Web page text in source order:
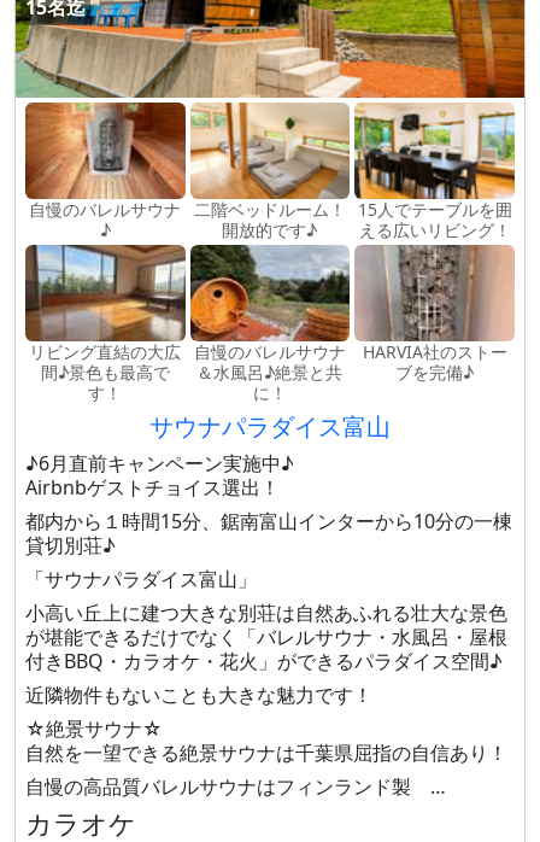
15名迄
自慢のバレルサウナ
♪
二階ベッドルーム！
開放的です♪
15人でテーブルを囲
える広いリビング！
リビング直結の大広
間♪景色も最高で
す！
自慢のバレルサウナ
＆水風呂♪絶景と共
に！
HARVIA社のストー
ブを完備♪
サウナパラダイス富山
♪6月直前キャンペーン実施中♪
Airbnbゲストチョイス選出！
都内から１時間15分、鋸南富山インターから10分の一棟
貸切別荘♪
「サウナパラダイス富山」
小高い丘上に建つ大きな別荘は自然あふれる壮大な景色
が堪能できるだけでなく「バレルサウナ・水風呂・屋根
付きBBQ・カラオケ・花火」ができるパラダイス空間♪
近隣物件もないことも大きな魅力です！
☆絶景サウナ☆
自然を一望できる絶景サウナは千葉県屈指の自信あり！
自慢の高品質バレルサウナはフィンランド製 …
カラオケ